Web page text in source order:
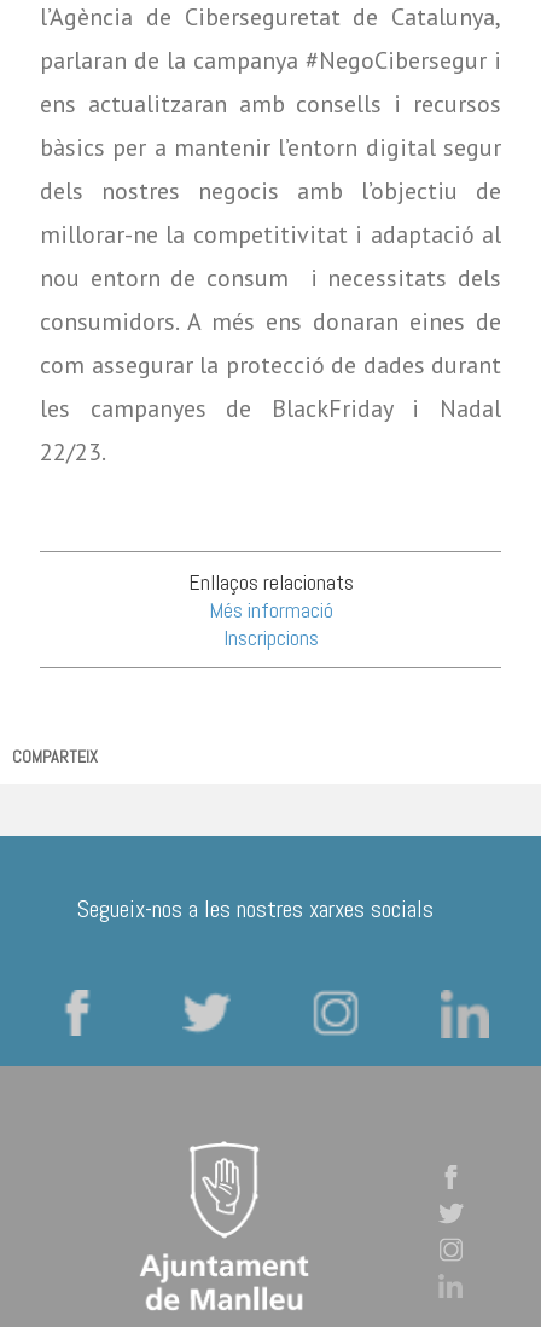
l’Agència de Ciberseguretat de Catalunya,
parlaran de la campanya #NegoCibersegur i
ens actualitzaran amb consells i recursos
bàsics per a mantenir l’entorn digital segur
dels nostres negocis amb l’objectiu de
millorar-ne la competitivitat i adaptació al
nou entorn de consum i necessitats dels
consumidors. A més ens donaran eines de
com assegurar la protecció de dades durant
les campanyes de BlackFriday i Nadal
22/23.
Enllaços relacionats
Més informació
Inscripcions
COMPARTEIX
Segueix-nos a les nostres xarxes socials